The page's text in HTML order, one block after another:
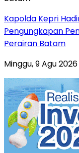
Kapolda Kepri
Pengungkapan
Perairan Batam
Minggu, 9 Agu